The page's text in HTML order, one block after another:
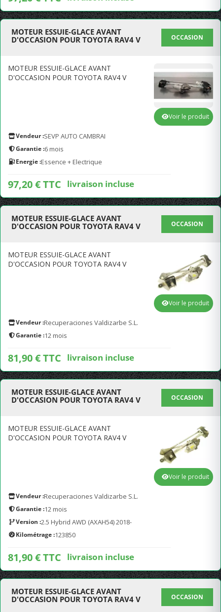
MOTEUR ESSUIE-GLACE AVANT
D'OCCASION POUR TOYOTA RAV4 V
OCCASION
MOTEUR ESSUIE-GLACE AVANT
D'OCCASION POUR TOYOTA RAV4 V
Vendeur :SEVP AUTO CAMBRAI
Garantie :6 mois
Energie :Essence + Electrique
97,20 € TTC livraison incluse
Voir le produit
MOTEUR ESSUIE-GLACE AVANT
D'OCCASION POUR TOYOTA RAV4 V
OCCASION
MOTEUR ESSUIE-GLACE AVANT
D'OCCASION POUR TOYOTA RAV4 V
Vendeur :Recuperaciones Valdizarbe S.L.
Garantie :12 mois
81,90 € TTC livraison incluse
Voir le produit
MOTEUR ESSUIE-GLACE AVANT
D'OCCASION POUR TOYOTA RAV4 V
OCCASION
MOTEUR ESSUIE-GLACE AVANT
D'OCCASION POUR TOYOTA RAV4 V
Vendeur :Recuperaciones Valdizarbe S.L.
Garantie :12 mois
Version :2.5 Hybrid AWD (AXAH54) 2018-
Kilométrage :123850
81,90 € TTC livraison incluse
Voir le produit
MOTEUR ESSUIE-GLACE AVANT
D'OCCASION POUR TOYOTA RAV4 V
OCCASION